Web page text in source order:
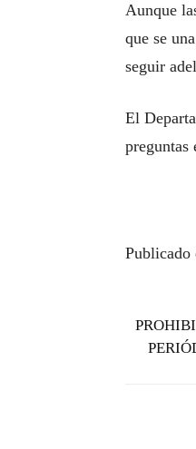
Aunque
que se
seguir
El
preguntas
Publicado